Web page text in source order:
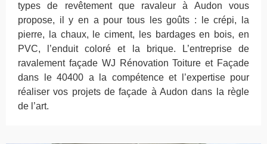
types de revêtement que ravaleur à Audon vous
propose, il y en a pour tous les goûts : le crépi, la
pierre, la chaux, le ciment, les bardages en bois, en
PVC, l’enduit coloré et la brique. L’entreprise de
ravalement façade WJ Rénovation Toiture et Façade
dans le 40400 a la compétence et l’expertise pour
réaliser vos projets de façade à Audon dans la règle
de l’art.